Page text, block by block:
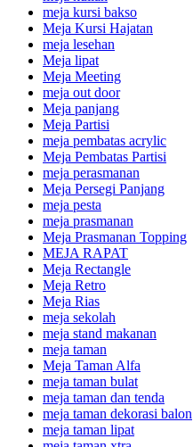
meja kursi bakso
Meja Kursi Hajatan
meja lesehan
Meja lipat
Meja Meeting
meja out door
Meja panjang
Meja Partisi
meja pembatas acrylic
Meja Pembatas Partisi
meja perasmanan
Meja Persegi Panjang
meja pesta
meja prasmanan
Meja Prasmanan Topping
MEJA RAPAT
Meja Rectangle
Meja Retro
Meja Rias
meja sekolah
meja stand makanan
meja taman
Meja Taman Alfa
meja taman bulat
meja taman dan tenda
meja taman dekorasi balon
meja taman lipat